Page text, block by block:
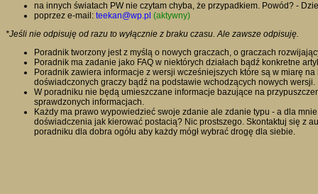
na innych światach PW nie czytam chyba, że przypadkiem. Powód? -
poprzez e-mail: teekan@wp.pl (aktywny)
*Jeśli nie odpisuję od razu to wyłącznie z braku czasu. Ale zawsze odpisuję.
Poradnik tworzony jest z myślą o nowych graczach, o graczach
Poradnik ma zadanie jako FAQ w niektórych działach bądź konkretne
Poradnik zawiera informacje z wersji wcześniejszych które są w miarę
doświadczonych graczy bądź na podstawie wchodzących nowych wersji.
W poradniku nie będą umieszczane informacje bazujące na
sprawdzonych informacjach.
Każdy ma prawo wypowiedzieć swoje zdanie ale zdanie typu - a dla
doświadczenia jak kierować postacią? Nic prostszego. Skontaktuj się z
poradniku dla dobra ogółu aby każdy mógł wybrać drogę dla siebie.